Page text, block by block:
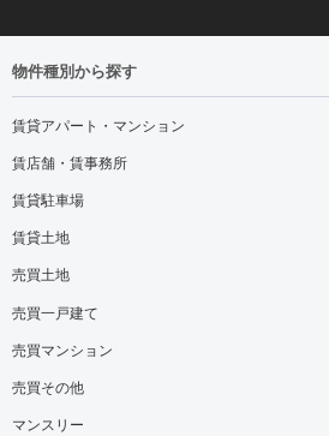
物件種別から探す
賃貸アパート・マンション
賃店舗・賃事務所
賃貸駐車場
賃貸土地
売買土地
売買一戸建て
売買マンション
売買その他
マンスリー